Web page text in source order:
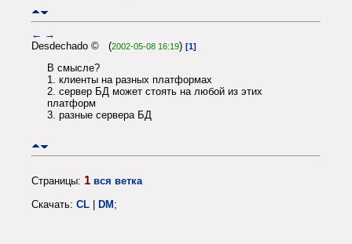
← →
Desdechado © (2002-05-08 16:19) [1]
В смысле?
1. клиенты на разных платформах
2. сервер БД может стоять на любой из этих
платформ
3. разные сервера БД
Страницы: 1 вся ветка
Скачать: CL DM ;